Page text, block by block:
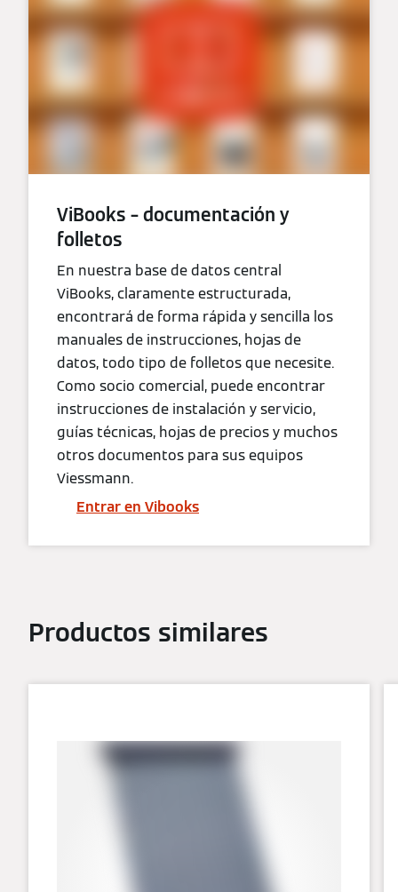
ViBooks – documentación y
folletos
En nuestra base de datos central
ViBooks, claramente estructurada,
encontrará de forma rápida y sencilla los
manuales de instrucciones, hojas de
datos, todo tipo de folletos que necesite.
Como socio comercial, puede encontrar
instrucciones de instalación y servicio,
guías técnicas, hojas de precios y muchos
otros documentos para sus equipos
Viessmann.
Entrar en Vibooks
Productos similares